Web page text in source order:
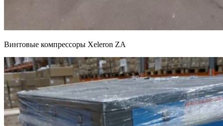
Винтовые компрессоры Xeleron ZA